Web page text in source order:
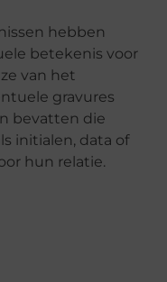
hebben
betekenis voor
van het
gravures
bevatten die
initialen, data of
hun relatie.